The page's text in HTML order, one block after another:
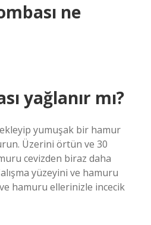
ne
yağlanır mı?
yumuşak bir hamur
Üzerini örtün ve 30
cevizden biraz daha
yüzeyini ve hamuru
hamuru ellerinizle incecik